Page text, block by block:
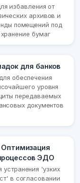
избавления от
архивов и
помещений под
хранение бумаг
для банков
обеспечения
уровня
передаваемых
документов
Оптимизация
ЭДО
устранения 'узких
в согласовании